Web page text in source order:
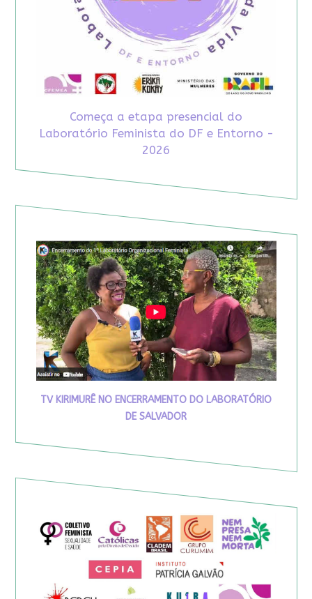
Começa a etapa presencial do
Laboratório Feminista do DF e Entorno -
2026
TV KIRIMURÊ NO ENCERRAMENTO DO LABORATÓRIO
DE SALVADOR